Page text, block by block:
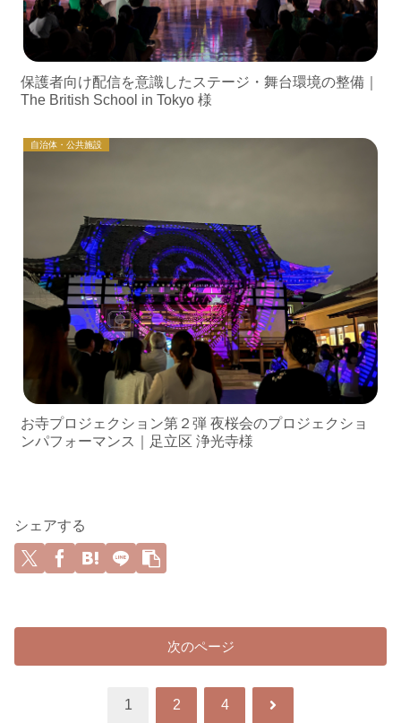
保護者向け配信を意識したステージ・舞台環境の整備｜
The British School in Tokyo 様
自治体・公共施設
お寺プロジェクション第２弾 夜桜会のプロジェクショ
ンパフォーマンス｜足立区 浄光寺様
シェアする
次のページ
1 2 4 次